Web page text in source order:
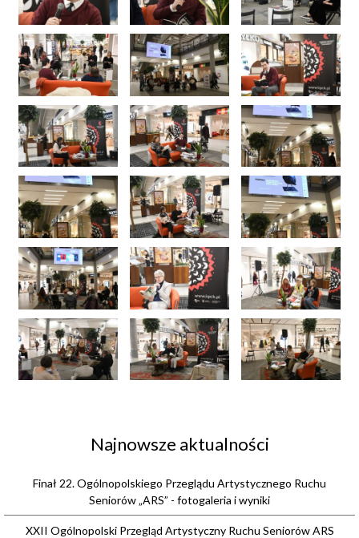
Najnowsze aktualności
Finał 22. Ogólnopolskiego Przeglądu Artystycznego Ruchu
Seniorów „ARS” - fotogaleria i wyniki
XXII Ogólnopolski Przegląd Artystyczny Ruchu Seniorów ARS